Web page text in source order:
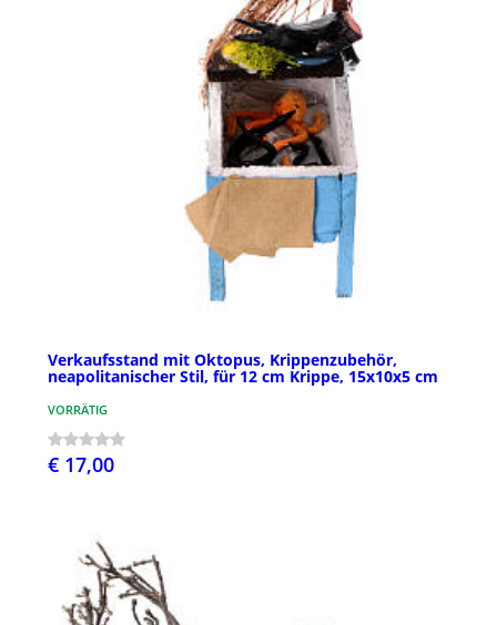
Verkaufsstand mit Oktopus, Krippenzubehör,
neapolitanischer Stil, für 12 cm Krippe, 15x10x5 cm
VORRÄTIG
€ 17,00